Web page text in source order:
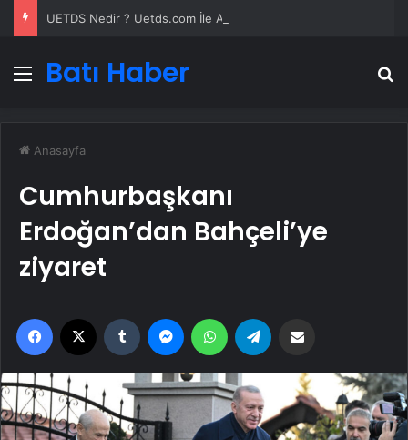
Menü
Batı Haber
Anasayfa
Cumhurbaşkanı
Erdoğan’dan Bahçeli’ye
ziyaret
Facebook Tumblr MessengerWhatsApp